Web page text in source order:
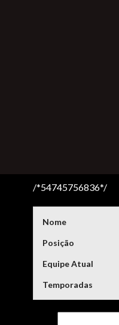
/*54745756836*/
Nome
Posição
Equipe Atual
Temporadas